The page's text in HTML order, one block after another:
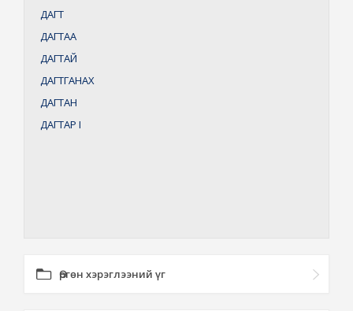
ДАГТ
ДАГТАА
ДАГТАЙ
ДАГТГАНАХ
ДАГТАН
ДАГТАР I
Өргөн хэрэглээний үг